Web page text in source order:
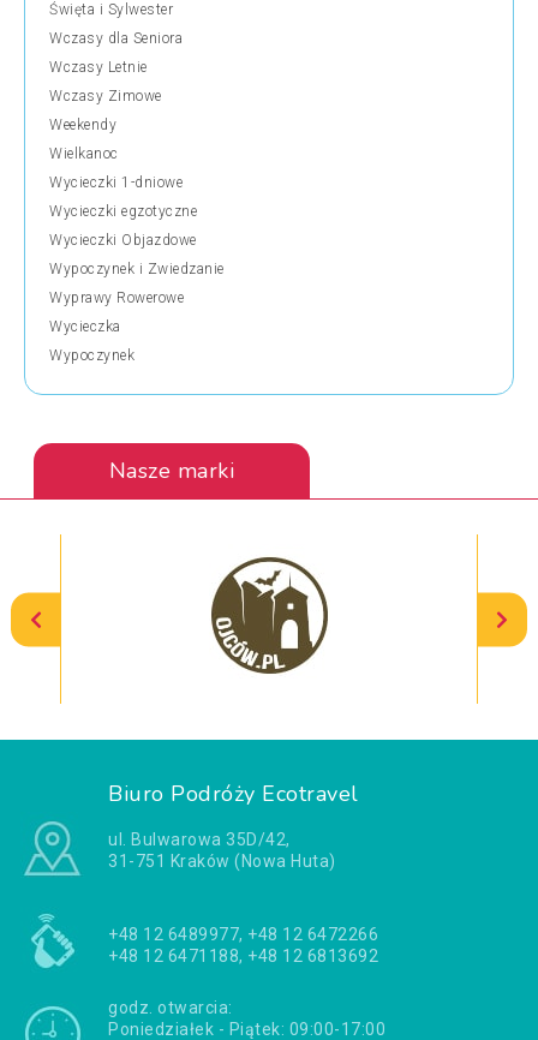
Święta i Sylwester
Wczasy dla Seniora
Wczasy Letnie
Wczasy Zimowe
Weekendy
Wielkanoc
Wycieczki 1-dniowe
Wycieczki egzotyczne
Wycieczki Objazdowe
Wypoczynek i Zwiedzanie
Wyprawy Rowerowe
Wycieczka
Wypoczynek
Nasze marki
Biuro Podróży Ecotravel
ul. Bulwarowa 35D/42,
31-751 Kraków (Nowa Huta)
+48 12 6489977, +48 12 6472266
+48 12 6471188, +48 12 6813692
godz. otwarcia:
Poniedziałek - Piątek: 09:00-17:00